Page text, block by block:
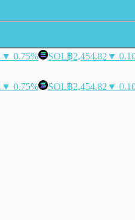
▼ 0.75% SOL฿2,454.82 ▼
▼ 0.75% SOL฿2,454.82 ▼